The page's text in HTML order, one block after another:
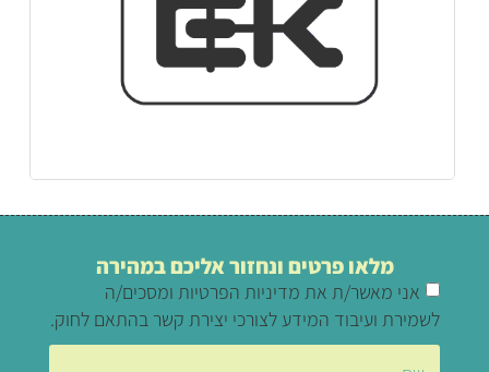
מלאו פרטים ונחזור אליכם במהירה
אני מאשר/ת את מדיניות הפרטיות ומסכים/ה
לשמירת ועיבוד המידע לצורכי יצירת קשר בהתאם לחוק.